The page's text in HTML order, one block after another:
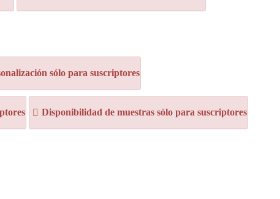
sólo para suscriptores
Disponibilidad de muestras sólo para suscriptores